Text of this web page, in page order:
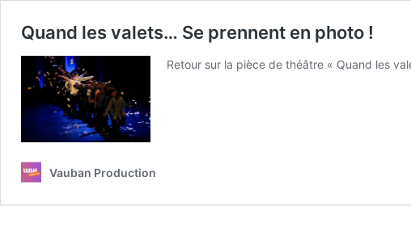
Quand les valets… Se prennent en photo !
Retour sur la pièce de théâtre « Quand les
Vauban Production